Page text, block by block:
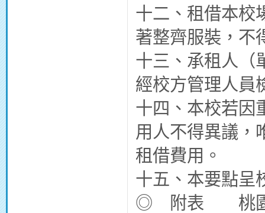
十二、租借本校
著整齊服裝，不
十三、承租人（
經校方管理人員
十四、本校若因
用人不得異議，
租借費用。
十五、本要點呈
◎ 附表 桃園縣